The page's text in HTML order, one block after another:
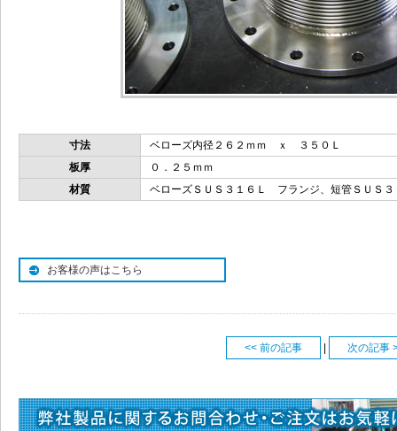
寸法
ベローズ内径２６２ｍｍ ｘ ３５０Ｌ
板厚
０．２５ｍｍ
材質
ベローズＳＵＳ３１６Ｌ フランジ、短管ＳＵＳ３
お客様の声はこちら
<< 前の記事 次の記事